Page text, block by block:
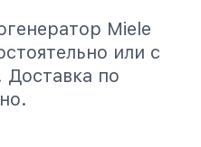
Miele
или с
по